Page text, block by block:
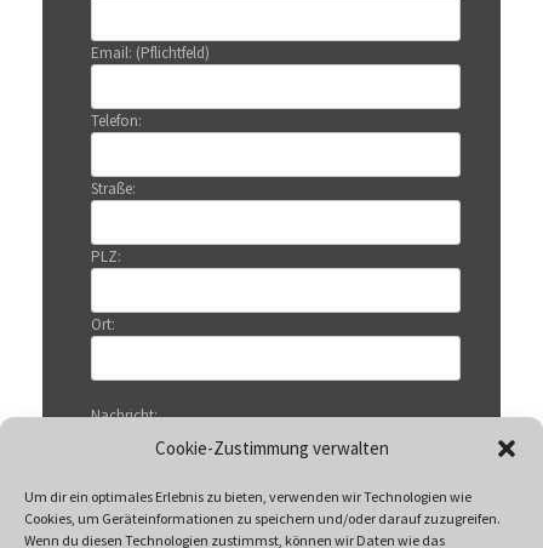
Cookie-Zustimmung verwalten
Um dir ein optimales Erlebnis zu bieten, verwenden wir Technologien wie
Cookies, um Geräteinformationen zu speichern und/oder darauf zuzugreifen.
Wenn du diesen Technologien zustimmst, können wir Daten wie das
Email: (Pflichtfeld)
Telefon:
Straße:
PLZ:
Ort:
Nachricht: